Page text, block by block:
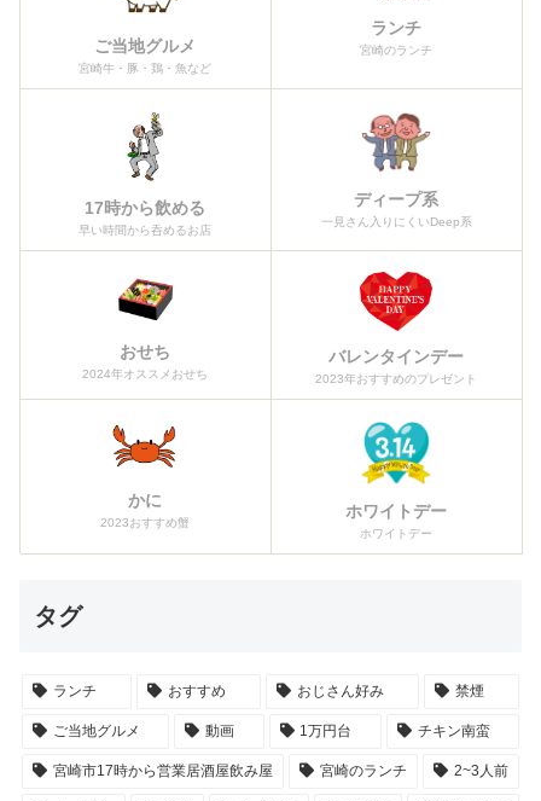
ご当地グルメ
宮崎牛・豚・鶏・魚など
ランチ
宮崎のランチ
17時から飲める
早い時間から呑めるお店
ディープ系
一見さん入りにくいDeep系
おせち
2024年オススメおせち
バレンタインデー
2023年おすすめのプレゼント
かに
2023おすすめ蟹
ホワイトデー
ホワイトデー
タグ
ランチ おすすめ おじさん好み 禁煙
ご当地グルメ 動画 1万円台 チキン南蛮
宮崎市17時から営業居酒屋飲み屋 宮崎のランチ 2~3人前